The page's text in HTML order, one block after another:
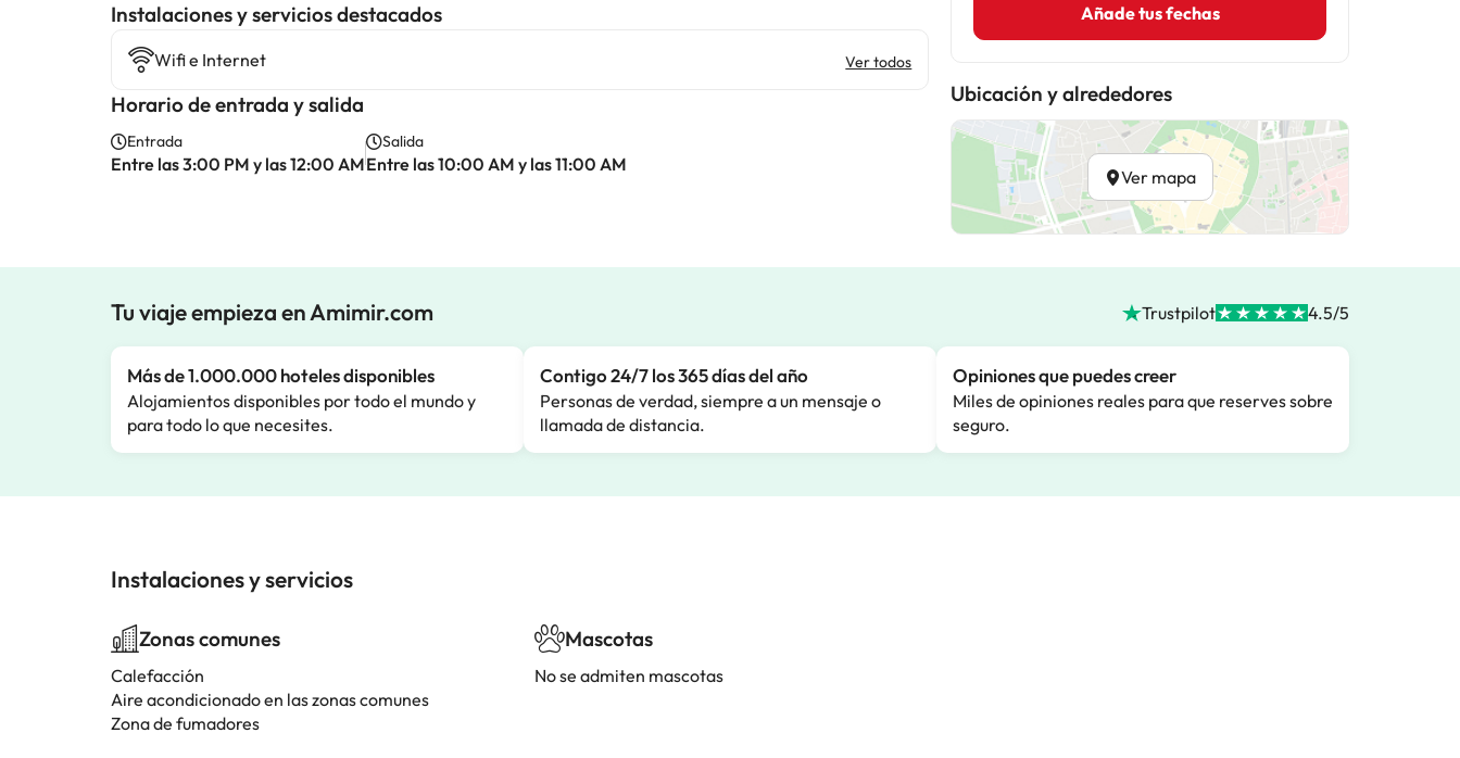
Instalaciones y servicios destacados
Wifi e Internet Ver todos
Horario de entrada y salida
Entrada
Entre las 3:00 PM y las 12:00 AM
Salida
Entre las 10:00 AM y las 11:00 AM
Añade tus fechas
Ubicación y alrededores
Ver mapa
Tu viaje empieza en Amimir.com Trustpilot 4.5/5
Más de 1.000.000 hoteles disponibles
Alojamientos disponibles por todo el mundo y
para todo lo que necesites.
Contigo 24/7 los 365 días del año
Personas de verdad, siempre a un mensaje o
llamada de distancia.
Opiniones que puedes creer
Miles de opiniones reales para que reserves sobre
seguro.
Instalaciones y servicios
Zonas comunes
Calefacción
Aire acondicionado en las zonas comunes
Zona de fumadores
Mascotas
No se admiten mascotas